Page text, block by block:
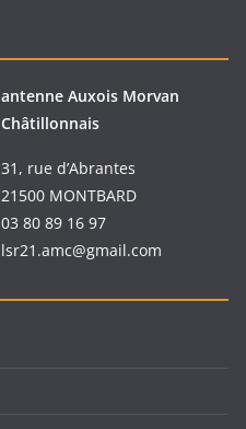
antenne Auxois Morvan
Châtillonnais
31, rue d’Abrantes
21500 MONTBARD
03 80 89 16 97
lsr21.amc@gmail.com